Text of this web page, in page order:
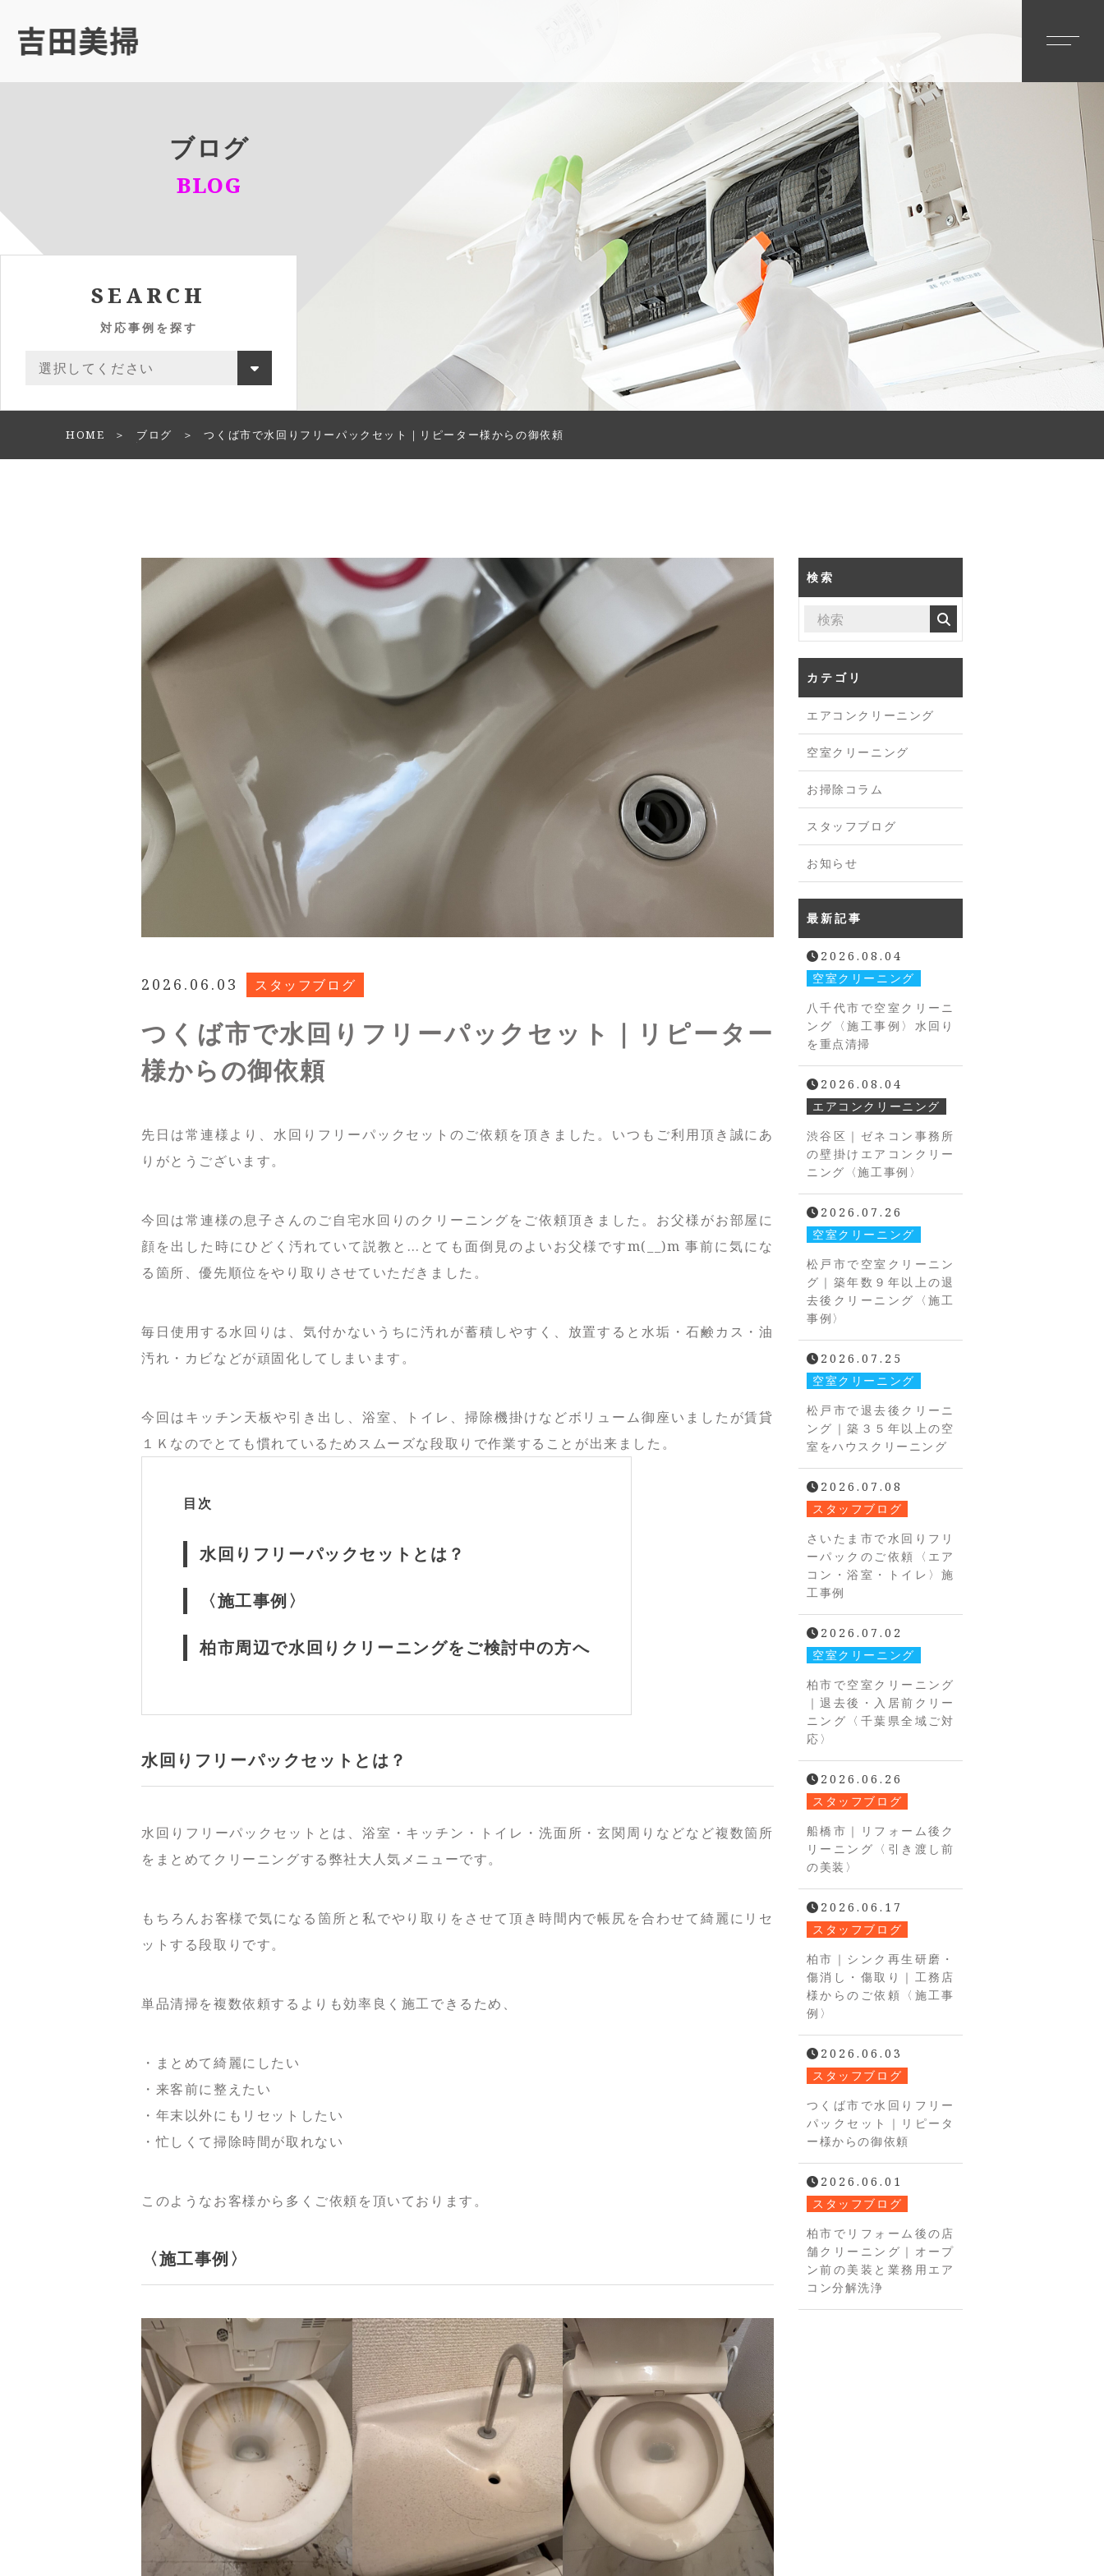
ブログ
BLOG
SEARCH
対応事例を探す
HOME ブログ つくば市で水回りフリーパックセット｜リピーター様からの御依頼
2026.06.03 スタッフブログ
つくば市で水回りフリーパックセット｜リピーター
様からの御依頼
先日は常連様より、水回りフリーパックセットのご依頼を頂きました。いつもご利用頂き誠にあ
りがとうございます。
今回は常連様の息子さんのご自宅水回りのクリーニングをご依頼頂きました。お父様がお部屋に
顔を出した時にひどく汚れていて説教と…とても面倒見のよいお父様ですm(__)m 事前に気にな
る箇所、優先順位をやり取りさせていただきました。
毎日使用する水回りは、気付かないうちに汚れが蓄積しやすく、放置すると水垢・石鹸カス・油
汚れ・カビなどが頑固化してしまいます。
今回はキッチン天板や引き出し、浴室、トイレ、掃除機掛けなどボリューム御座いましたが賃貸
１Ｋなのでとても慣れているためスムーズな段取りで作業することが出来ました。
目次
水回りフリーパックセットとは？
〈施工事例〉
柏市周辺で水回りクリーニングをご検討中の方へ
水回りフリーパックセットとは？
水回りフリーパックセットとは、浴室・キッチン・トイレ・洗面所・玄関周りなどなど複数箇所
をまとめてクリーニングする弊社大人気メニューです。
もちろんお客様で気になる箇所と私でやり取りをさせて頂き時間内で帳尻を合わせて綺麗にリセ
ットする段取りです。
単品清掃を複数依頼するよりも効率良く施工できるため、
・まとめて綺麗にしたい
・来客前に整えたい
・年末以外にもリセットしたい
・忙しくて掃除時間が取れない
このようなお客様から多くご依頼を頂いております。
〈施工事例〉
検索
カテゴリ
エアコンクリーニング
空室クリーニング
お掃除コラム
スタッフブログ
お知らせ
最新記事
2026.08.04
空室クリーニング
八千代市で空室クリーニ
ング〈施工事例〉水回り
を重点清掃
2026.08.04
エアコンクリーニング
渋谷区｜ゼネコン事務所
の壁掛けエアコンクリー
ニング〈施工事例〉
2026.07.26
空室クリーニング
松戸市で空室クリーニン
グ｜築年数９年以上の退
去後クリーニング〈施工
事例〉
2026.07.25
空室クリーニング
松戸市で退去後クリーニ
ング｜築３５年以上の空
室をハウスクリーニング
2026.07.08
スタッフブログ
さいたま市で水回りフリ
ーパックのご依頼〈エア
コン・浴室・トイレ〉施
工事例
2026.07.02
空室クリーニング
柏市で空室クリーニング
｜退去後・入居前クリー
ニング〈千葉県全域ご対
応〉
2026.06.26
スタッフブログ
船橋市｜リフォーム後ク
リーニング〈引き渡し前
の美装〉
2026.06.17
スタッフブログ
柏市｜シンク再生研磨・
傷消し・傷取り｜工務店
様からのご依頼〈施工事
例〉
2026.06.03
スタッフブログ
つくば市で水回りフリー
パックセット｜リピータ
ー様からの御依頼
2026.06.01
スタッフブログ
柏市でリフォーム後の店
舗クリーニング｜オープ
ン前の美装と業務用エア
コン分解洗浄